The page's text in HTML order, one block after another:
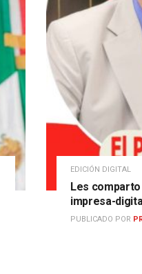
EDICIÓN DIGITAL
Les
impresa-
PUBLICADO POR